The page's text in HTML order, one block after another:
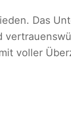
Das
voller